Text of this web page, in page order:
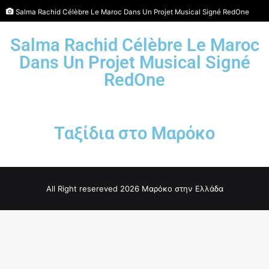
Salma Rachid Célèbre Le Maroc Dans Un Projet Musical Signé RedOne
Salma Rachid Célèbre Le Maroc
Dans Un Projet Musical Signé
RedOne
Ταξίδια στο Μαρόκο
All Right resereved 2026 Μαρόκο στην Ελλάδα